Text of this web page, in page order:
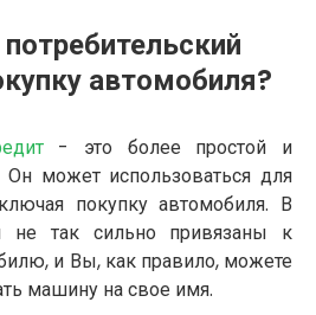
автомобиля?
- это более простой и
Он может использоваться для
покупку автомобиля. В
не так сильно привязаны к
и Вы, как правило, можете
машину на свое имя.